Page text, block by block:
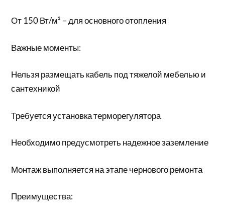
От 150 Вт/м² – для основного отопления
Важные моменты:
Нельзя размещать кабель под тяжелой мебелью и
сантехникой
Требуется установка терморегулятора
Необходимо предусмотреть надежное заземление
Монтаж выполняется на этапе чернового ремонта
Преимущества: